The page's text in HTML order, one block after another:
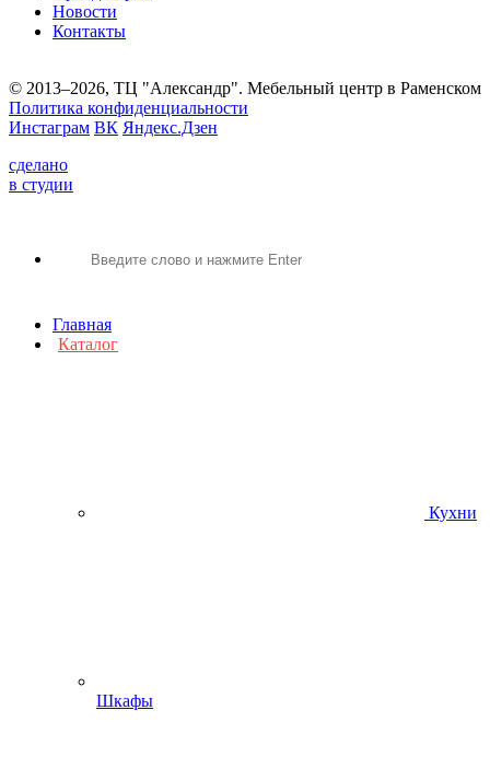
Новости
Контакты
© 2013–2026, ТЦ "Александр". Мебельный центр в Раменском
Политика конфиденциальности
Инстаграм ВК Яндекс.Дзен
сделано
в студии
Главная
Каталог
Кухни
Шкафы